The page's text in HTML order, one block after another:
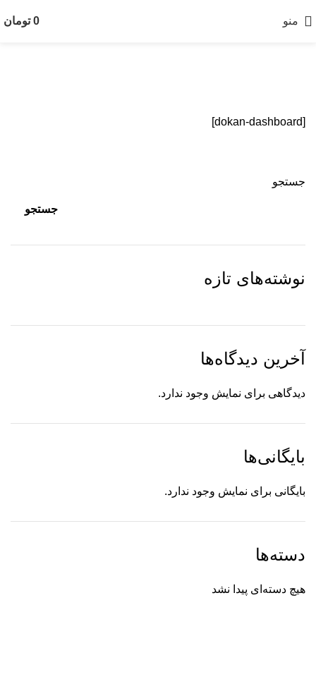
منو 0 تومان
[dokan-dashboard]
جستجو
جستجو
نوشته‌های تازه
آخرین دیدگاه‌ها
دیدگاهی برای نمایش وجود ندارد.
بایگانی‌ها
بایگانی برای نمایش وجود ندارد.
دسته‌ها
هیچ دسته‌ای پیدا نشد